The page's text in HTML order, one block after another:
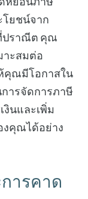
โยชน์จาก
ปราณีต คุณ
าะสมต่อ
คุณมีโอกาสใน
ารจัดการภาษี
งินและเพิ่ม
งคุณได้อย่าง
ารคาด